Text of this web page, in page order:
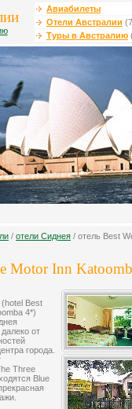
Авиабилеты
Отели Австралии
Туры в Австралию
/ отели Сиднея / отель Best
Motor Inn
Best
4*)
от
города.
Three
Blue